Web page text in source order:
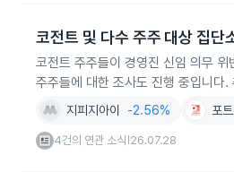
코전트 및 다수 주주 대상 집단
코전트 주주들이 경영진 신임 의무
주주들에 대한 조사도 진행 중입니
지피지아이 -2.56% 포
4건의 연관 소식 26.07.28